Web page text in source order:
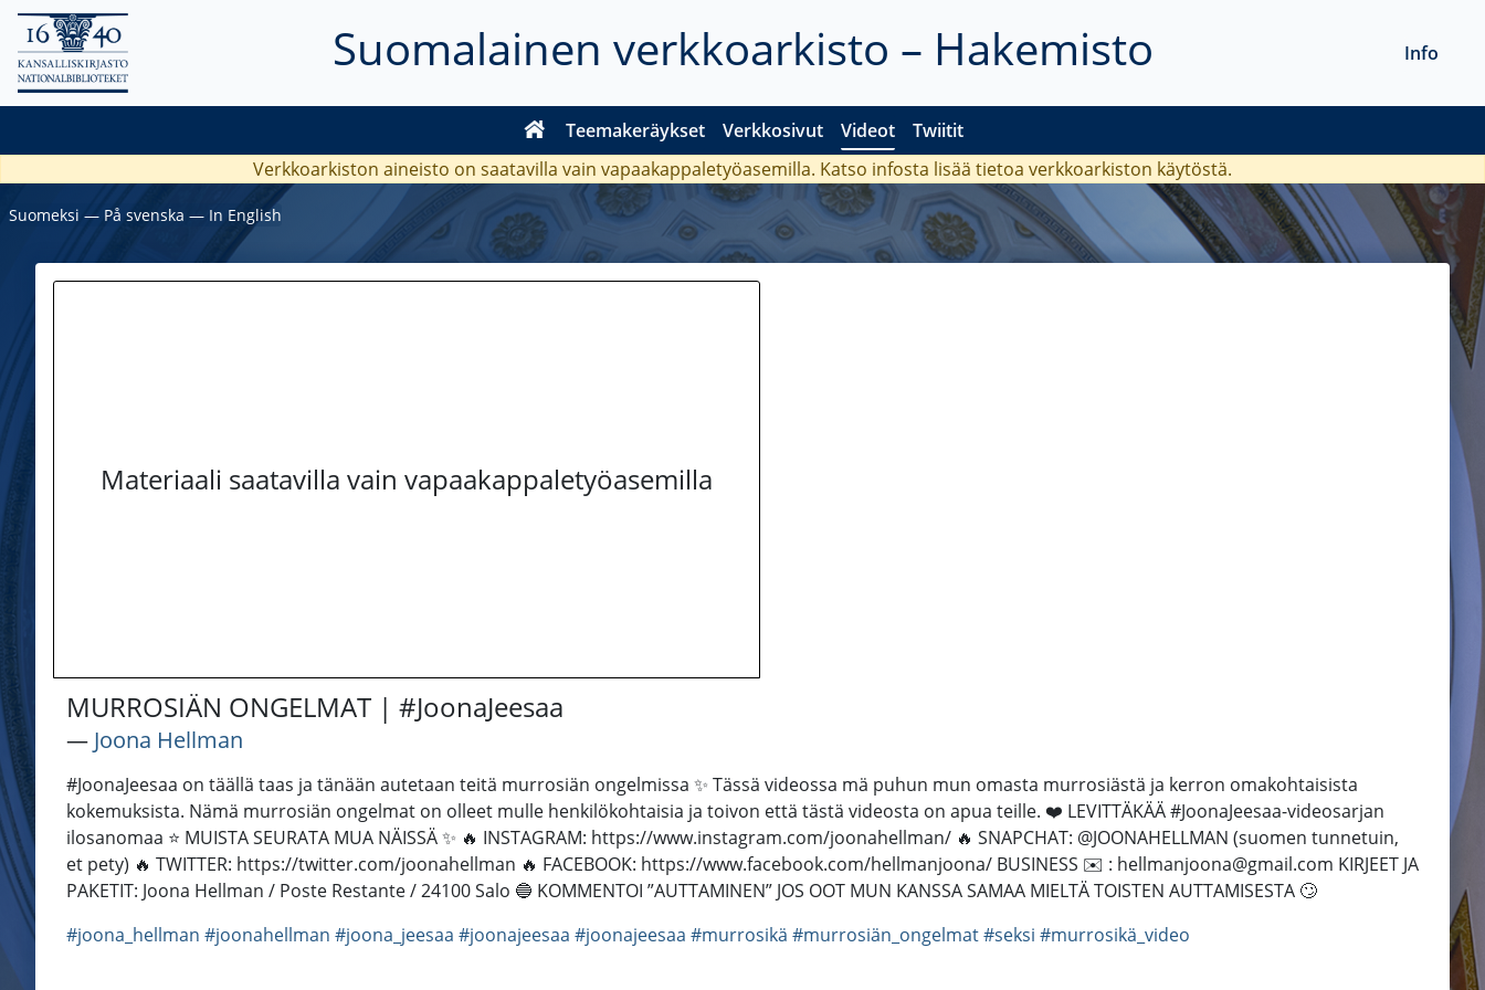
Suomalainen verkkoarkisto – Hakemisto
Teemakeräykset Verkkosivut Videot Twiitit
Info
Verkkoarkiston aineisto on saatavilla vain vapaakappaletyöasemilla. Katso infosta lisää tietoa verkkoarkiston käytöstä.
Suomeksi ― På svenska ― In English
Materiaali saatavilla vain vapaakappaletyöasemilla
MURROSIÄN ONGELMAT | #JoonaJeesaa
― Joona Hellman
#JoonaJeesaa on täällä taas ja tänään autetaan teitä murrosiän ongelmissa ✨ Tässä videossa mä puhun mun omasta murrosiästä ja kerron omakohtaisista
kokemuksista. Nämä murrosiän ongelmat on olleet mulle henkilökohtaisia ja toivon että tästä videosta on apua teille. ❤️ LEVITTÄKÄÄ #JoonaJeesaa-videosarjan
ilosanomaa ⭐️ MUISTA SEURATA MUA NÄISSÄ ✨ 🔥 INSTAGRAM: https://www.instagram.com/joonahellman/ 🔥 SNAPCHAT: @JOONAHELLMAN (suomen tunnetuin,
et pety) 🔥 TWITTER: https://twitter.com/joonahellman 🔥 FACEBOOK: https://www.facebook.com/hellmanjoona/ BUSINESS ✉️ : hellmanjoona@gmail.com KIRJEET JA
PAKETIT: Joona Hellman / Poste Restante / 24100 Salo 🔵 KOMMENTOI ”AUTTAMINEN” JOS OOT MUN KANSSA SAMAA MIELTÄ TOISTEN AUTTAMISESTA 🙄
#joona_hellman #joonahellman #joona_jeesaa #joonajeesaa #joonajeesaa #murrosikä #murrosiän_ongelmat#seksi #murrosikä_video